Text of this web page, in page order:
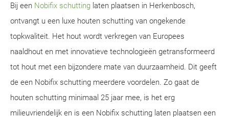
Bij een Nobifix schutting laten plaatsen in Herkenbosch,
ontvangt u een luxe houten schutting van ongekende
topkwaliteit. Het hout wordt verkregen van Europees
naaldhout en met innovatieve technologieën getransformeerd
tot hout met een bijzondere mate van duurzaamheid. Dit geeft
de een Nobifix schutting meerdere voordelen. Zo gaat de
houten schutting minimaal 25 jaar mee, is het erg
milieuvriendelijk en is een Nobifix schutting laten plaatsen een